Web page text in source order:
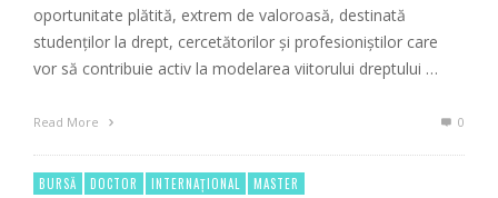
oportunitate plătită, extrem de valoroasă, destinată
studenților la drept, cercetătorilor și profesioniștilor care
vor să contribuie activ la modelarea viitorului dreptului …
Read More 0
BURSĂ DOCTOR INTERNAȚIONAL MASTER